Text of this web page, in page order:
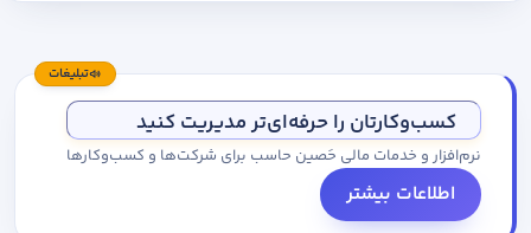
تبلیغات
کسب‌وکارتان را حرفه‌ای‌تر مدیریت کنید
نرم‌افزار و خدمات مالی حَصین حاسب برای شرکت‌ها و کسب‌وکارها
اطلاعات بیشتر